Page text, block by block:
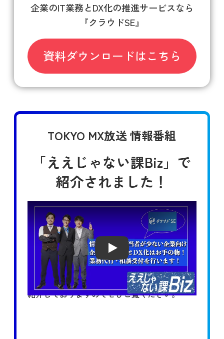
企業のIT業務とDX化の推進サービスなら
『クラウドSE』
資料ダウンロードはこちら
TOKYO MX放送 情報番組
「ええじゃない課Biz」で
紹介されました！
Play
企業のIT業務とDX化の推進サービス
「クラウドSE」について
非常にわかりやすく
紹介しておりますのでぜひご覧ください。